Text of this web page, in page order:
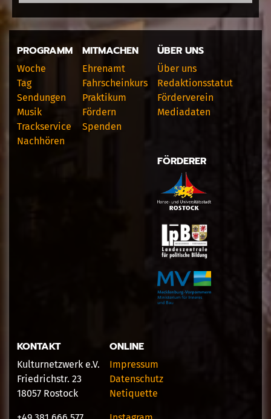
PROGRAMM
Woche
Tag
Sendungen
Musik
Trackservice
Nachhören
MITMACHEN
Ehrenamt
Fahrscheinkurs
Praktikum
Fördern
Spenden
ÜBER UNS
Über uns
Redaktionsstatut
Förderverein
Mediadaten
FÖRDERER
KONTAKT
Kulturnetzwerk e.V.
Friedrichstr. 23
18057 Rostock
ONLINE
Impressum
Datenschutz
Netiquette